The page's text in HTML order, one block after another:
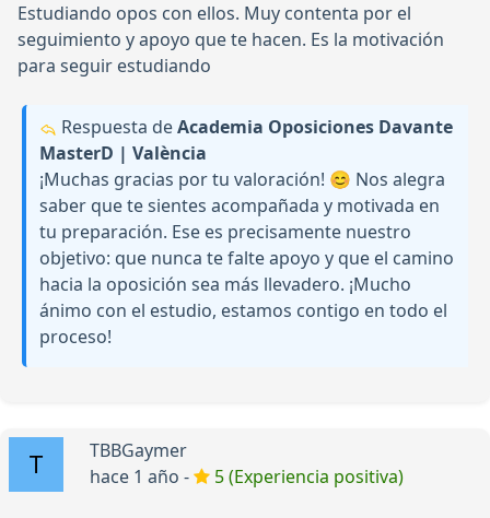
Estudiando opos con ellos. Muy contenta por el
seguimiento y apoyo que te hacen. Es la motivación
para seguir estudiando
Respuesta deAcademia Oposiciones Davante
MasterD | València
¡Muchas gracias por tu valoración! 😊 Nos alegra
saber que te sientes acompañada y motivada en
tu preparación. Ese es precisamente nuestro
objetivo: que nunca te falte apoyo y que el camino
hacia la oposición sea más llevadero. ¡Mucho
ánimo con el estudio, estamos contigo en todo el
proceso!
TBBGaymer
hace 1 año -
5 (Experiencia positiva)